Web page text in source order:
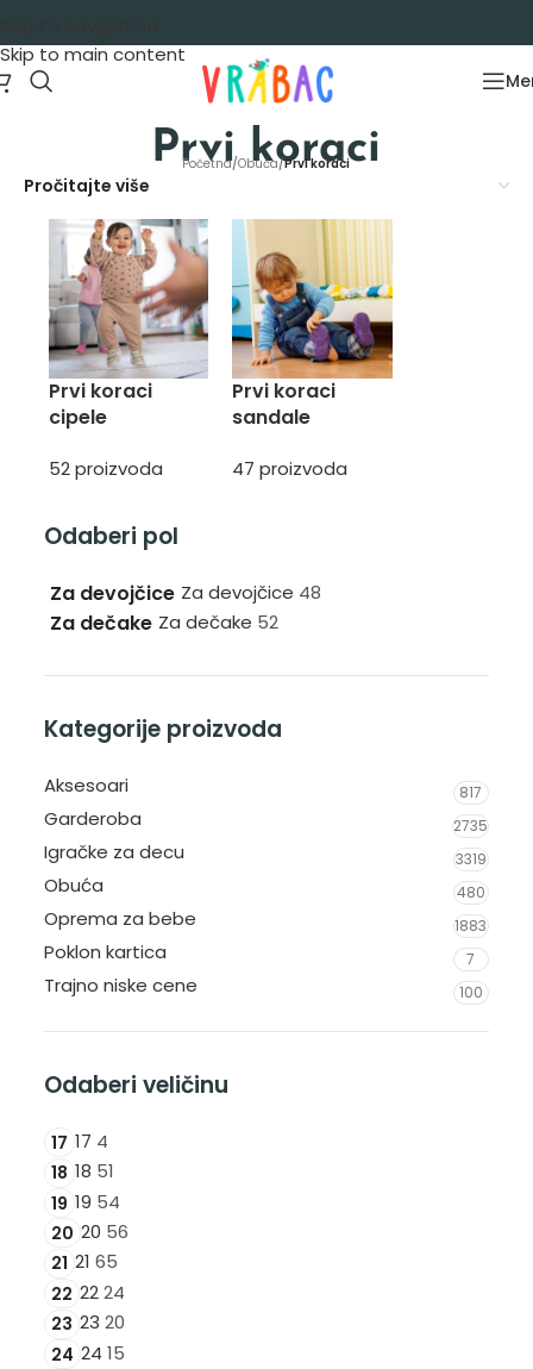
Skip to main content
Prvi koraci
Početna/Obuća/Prvi koraci
Pročitajte više
Prvi koraci
cipele
52 proizvoda
Prvi koraci
sandale
47 proizvoda
Odaberi pol
Za devojčice Za devojčice 48
Za dečake Za dečake 52
Kategorije proizvoda
Aksesoari 817
Garderoba 2735
Igračke za decu 3319
Obuća 480
Oprema za bebe 1883
Poklon kartica 7
Trajno niske cene 100
Odaberi veličinu
17 17 4
18 18 51
19 19 54
20 20 56
21 21 65
22 22 24
23 23 20
24 24 15